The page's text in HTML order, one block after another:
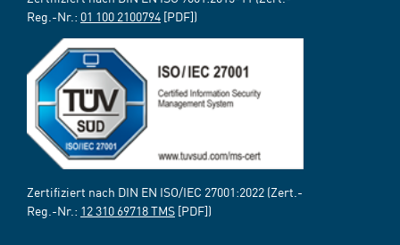
Reg.-Nr.: 01 100 2100794 [PDF])
Zertifiziert nach DIN EN ISO/IEC 27001:2022 (Zert.-
Reg.-Nr.: 12 310 69718 TMS [PDF])